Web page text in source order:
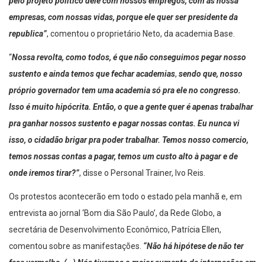
pelo projeto politico dele com nossos empregos, com as nossa
empresas, com nossas vidas, porque ele quer ser presidente da
republica” , comentou o proprietário Neto, da academia Base.
Nossa revolta, como todos, é que não conseguimos pegar nosso
sustento e ainda temos que fechar academias, sendo que, nosso
próprio governador tem uma academia só pra ele no congresso.
Isso é muito hipócrita. Então, o que a gente quer é apenas trabalhar
pra ganhar nossos sustento e pagar nossas contas. Eu nunca vi
isso, o cidadão brigar pra poder trabalhar. Temos nosso comercio,
temos nossas contas a pagar, temos um custo alto à pagar e de
onde iremos tirar?” , disse o Personal Trainer, Ivo Reis.
Os protestos acontecerão em todo o estado pela manhã e, em
entrevista ao jornal ‘Bom dia São Paulo’, da Rede Globo, a
secretária de Desenvolvimento Econômico, Patrícia Ellen,
comentou sobre as manifestações.
“Não há hipótese de não ter